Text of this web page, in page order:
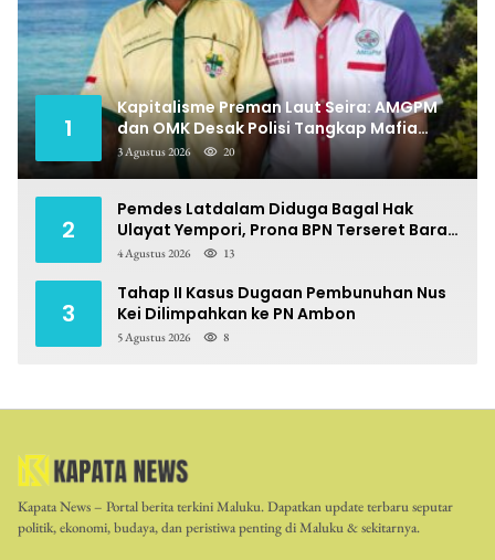
1
Kapitalisme Preman Laut Seira: AMGPM
dan OMK Desak Polisi Tangkap Mafia
Pungli
3 Agustus 2026 20
2
Pemdes Latdalam Diduga Bagal Hak
Ulayat Yempori, Prona BPN Terseret Bara
Sengketa
4 Agustus 2026 13
3
Tahap II Kasus Dugaan Pembunuhan Nus
Kei Dilimpahkan ke PN Ambon
5 Agustus 2026 8
Kapata News – Portal berita terkini Maluku. Dapatkan update terbaru seputar
politik, ekonomi, budaya, dan peristiwa penting di Maluku & sekitarnya.